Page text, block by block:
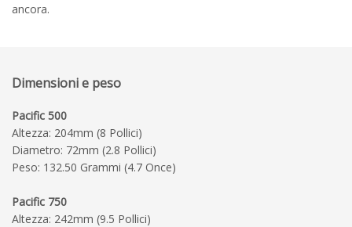
ancora.
Dimensioni e peso
Pacific 500
Altezza: 204mm (8 Pollici)
Diametro: 72mm (2.8 Pollici)
Peso: 132.50 Grammi (4.7 Once)
Pacific 750
Altezza: 242mm (9.5 Pollici)